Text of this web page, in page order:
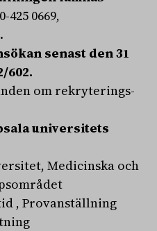
0669,
senast den 31
602.
om rekryterings-
universitets
Medicinska och
, Provanställning